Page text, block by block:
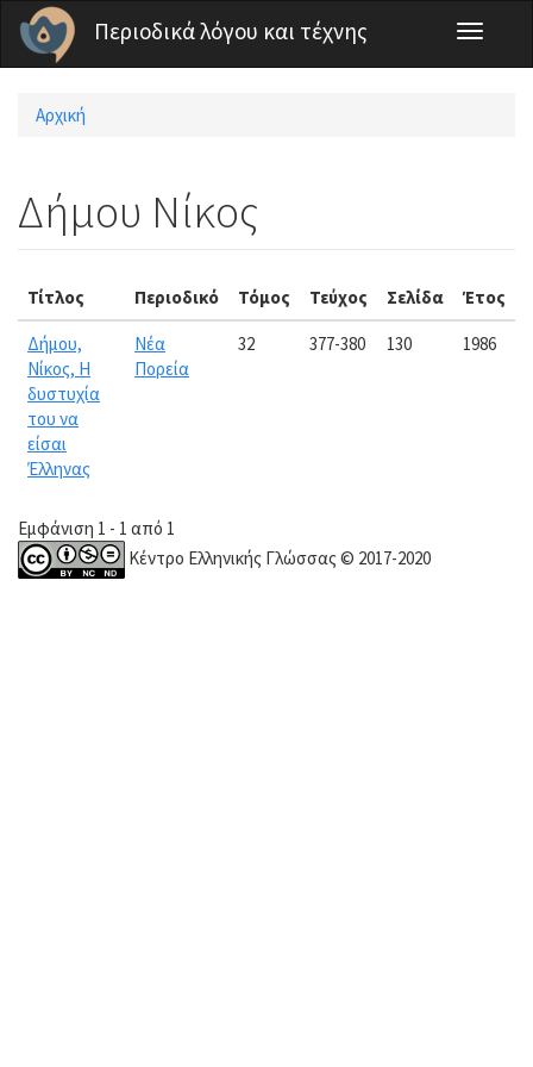
Παράκαμψη προς το κυρίως περιεχόμενο
Περιοδικά λόγου και τέχνης
Toggle
Είστε εδώ
Αρχική
Δήμου Νίκος
Τίτλος Περιοδικό Τόμος Τεύχος Σελίδα Έτος
Δήμου,
Νίκος, Η
δυστυχία
του να
είσαι
Έλληνας
Νέα
Πορεία
32 377-380 130 1986
Εμφάνιση 1 - 1 από 1
Κέντρο Ελληνικής Γλώσσας © 2017-2020